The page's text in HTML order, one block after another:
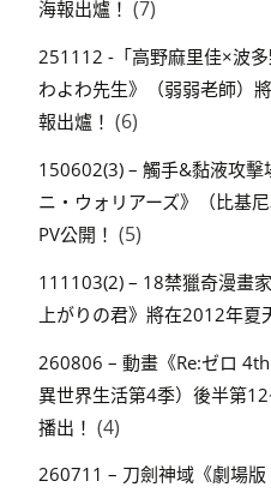
海報出爐！ (7)
251112 -「高野麻里佳×波
わよわ先生》（弱弱老師）
報出爐！ (6)
150602(3) – 觸手&黏液攻
ニ・ウォリアーズ》（比基
PV公開！ (5)
111103(2) – 18禁獵奇漫畫
上がりの君》將在2012年夏
260806 – 動畫《Re:ゼロ
異世界生活第4季）後半第
播出！ (4)
260711 – 刀劍神域《劇場